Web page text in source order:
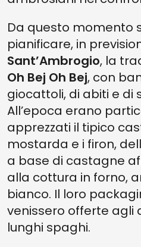
Da questo momento
pianificare, in
Sant’Ambrogio, la
Oh Bej Oh Bej, con
giocattoli, di abiti e di
All’epoca erano
apprezzati il tipico
mostarda e i firon,
a base di castagne
alla cottura in forno,
bianco. Il loro
venissero offerte agli
lunghi spaghi.